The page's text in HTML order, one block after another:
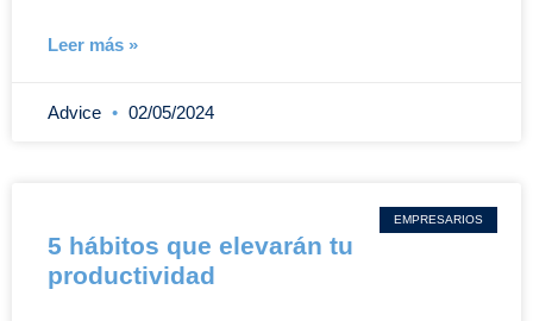
Leer más »
Advice 02/05/2024
EMPRESARIOS
5 hábitos que elevarán tu
productividad